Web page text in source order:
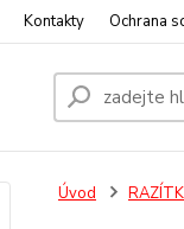
Kontakty Ochrana
Úvod